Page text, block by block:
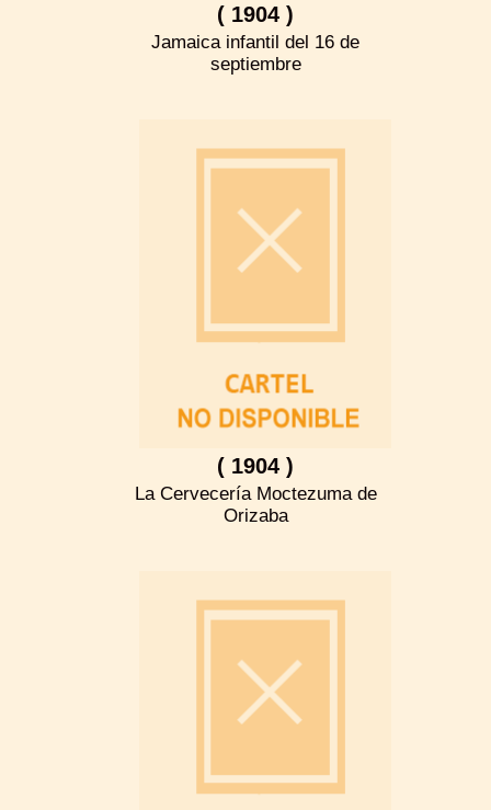
( 1904 )
Jamaica infantil del 16 de
septiembre
( 1904 )
La Cervecería Moctezuma de
Orizaba